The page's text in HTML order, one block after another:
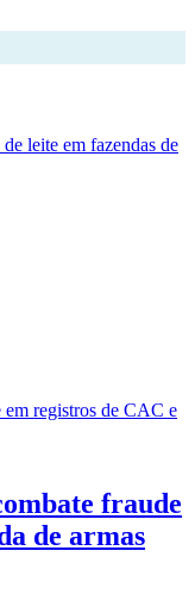
leite em fazendas de
fraude
de armas